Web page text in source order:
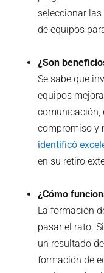
seleccionar
de equipos
¿Son
Se sabe que
equipos
comunicación,
compromiso y
identificó
en su retiro
¿Cómo
La formación
pasar el rato.
un resultado
formación de